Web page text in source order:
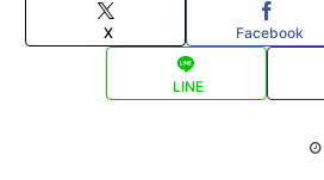
X Facebook
LINE